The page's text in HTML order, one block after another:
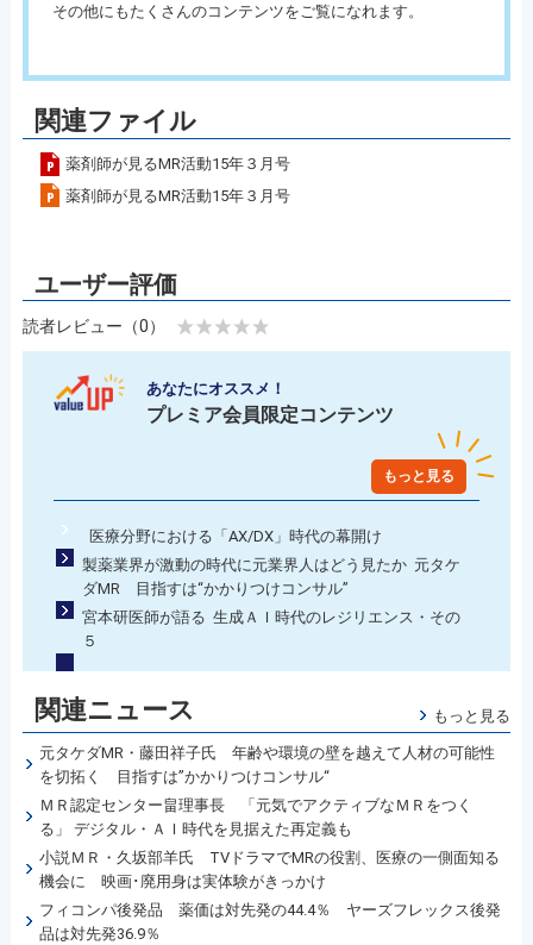
その他にもたくさんのコンテンツをご覧になれます。
関連ファイル
薬剤師が見るMR活動15年３月号
薬剤師が見るMR活動15年３月号
読者レビュー（0）
あなたにオススメ！
プレミア会員限定コンテンツ
もっと見る
医療分野における「AX/DX」時代の幕開け
製薬業界が激動の時代に元業界人はどう見たか 元タケ
ダMR 目指すは“かかりつけコンサル”
宮本研医師が語る 生成ＡＩ時代のレジリエンス・その
５
関連ニュース もっと見る
元タケダMR・藤田祥子氏 年齢や環境の壁を越えて人材の可能性
を切拓く 目指すは”かかりつけコンサル“
ＭＲ認定センター畠理事長 「元気でアクティブなＭＲをつく
る」 デジタル・ＡＩ時代を見据えた再定義も
小説ＭＲ・久坂部羊氏 TVドラマでMRの役割、医療の一側面知る
機会に 映画･廃用身は実体験がきっかけ
フィコンパ後発品 薬価は対先発の44.4％ ヤーズフレックス後発
品は対先発36.9％